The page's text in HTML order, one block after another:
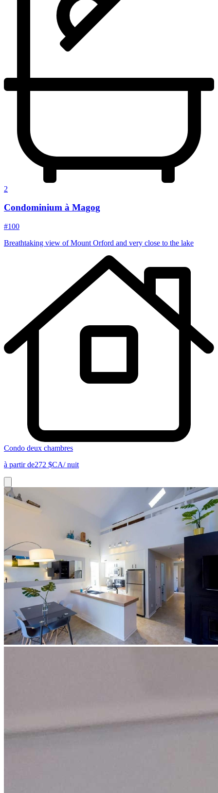
2
Condominium à Magog
#100
Breathtaking view of Mount Orford and very close to the lake
Condo deux chambres
à partir de272 $CA/ nuit